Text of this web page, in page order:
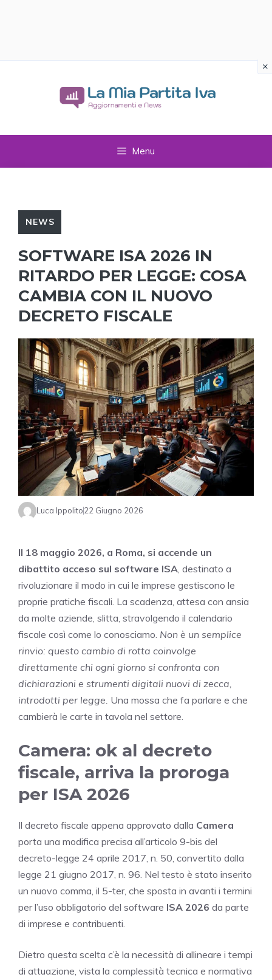
Menu
NEWS
SOFTWARE ISA 2026 IN
RITARDO PER LEGGE: COSA
CAMBIA CON IL NUOVO
DECRETO FISCALE
Luca Ippolito22 Giugno 2026
Il 18 maggio 2026, a Roma, si accende un
dibattito acceso sul software ISA , destinato a
rivoluzionare il modo in cui le imprese gestiscono le
proprie pratiche fiscali. La scadenza, attesa con ansia
da molte aziende, slitta, stravolgendo il calendario
fiscale così come lo conosciamo. Non è un semplice
rinvio: questo cambio di rotta coinvolge
direttamente chi ogni giorno si confronta con
dichiarazioni e strumenti digitali nuovi di zecca,
introdotti per legge. Una mossa che fa parlare e che
cambierà le carte in tavola nel settore.
Camera: ok al decreto
fiscale, arriva la proroga
per ISA 2026
Il decreto fiscale appena approvato dalla Camera
porta una modifica precisa all’articolo 9-bis del
decreto-legge 24 aprile 2017, n. 50, convertito dalla
legge 21 giugno 2017, n. 96. Nel testo è stato inserito
un nuovo comma, il 5-ter, che sposta in avanti i termini
per l’uso obbligatorio del software ISA 2026 da parte
di imprese e contribuenti.
Dietro questa scelta c’è la necessità di allineare i tempi
di attuazione, vista la complessità tecnica e normativa
×